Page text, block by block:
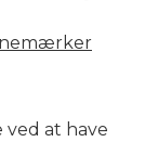
at have